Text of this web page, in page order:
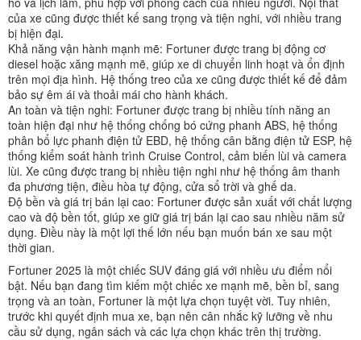
của xe cũng được thiết kế sang trọng và tiện nghi, với nhiều trang
bị hiện đại.
Khả năng vận hành mạnh mẽ: Fortuner được trang bị động cơ
diesel hoặc xăng mạnh mẽ, giúp xe di chuyển linh hoạt và ổn định
trên mọi địa hình. Hệ thống treo của xe cũng được thiết kế để đảm
bảo sự êm ái và thoải mái cho hành khách.
An toàn và tiện nghi: Fortuner được trang bị nhiều tính năng an
toàn hiện đại như hệ thống chống bó cứng phanh ABS, hệ thống
phân bổ lực phanh điện tử EBD, hệ thống cân bằng điện tử ESP, hệ
thống kiểm soát hành trình Cruise Control, cảm biến lùi và camera
lùi. Xe cũng được trang bị nhiều tiện nghi như hệ thống âm thanh
đa phương tiện, điều hòa tự động, cửa sổ trời và ghế da.
Độ bền và giá trị bán lại cao: Fortuner được sản xuất với chất lượng
cao và độ bền tốt, giúp xe giữ giá trị bán lại cao sau nhiều năm sử
dụng. Điều này là một lợi thế lớn nếu bạn muốn bán xe sau một
thời gian.
Fortuner 2025 là một chiếc SUV đáng giá với nhiều ưu điểm nổi
bật. Nếu bạn đang tìm kiếm một chiếc xe mạnh mẽ, bền bỉ, sang
trọng và an toàn, Fortuner là một lựa chọn tuyệt vời. Tuy nhiên,
trước khi quyết định mua xe, bạn nên cân nhắc kỹ lưỡng về nhu
cầu sử dụng, ngân sách và các lựa chọn khác trên thị trường.